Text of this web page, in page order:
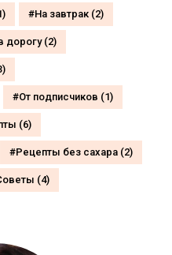
На завтрак (2)
дорогу(2)
От подписчиков (1)
(6)
Рецепты без сахара (2)
(4)